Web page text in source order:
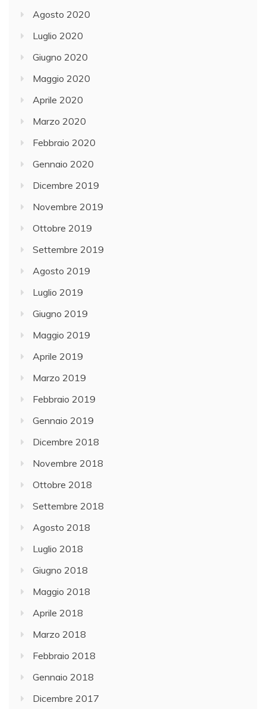
Agosto 2020
Luglio 2020
Giugno 2020
Maggio 2020
Aprile 2020
Marzo 2020
Febbraio 2020
Gennaio 2020
Dicembre 2019
Novembre 2019
Ottobre 2019
Settembre 2019
Agosto 2019
Luglio 2019
Giugno 2019
Maggio 2019
Aprile 2019
Marzo 2019
Febbraio 2019
Gennaio 2019
Dicembre 2018
Novembre 2018
Ottobre 2018
Settembre 2018
Agosto 2018
Luglio 2018
Giugno 2018
Maggio 2018
Aprile 2018
Marzo 2018
Febbraio 2018
Gennaio 2018
Dicembre 2017